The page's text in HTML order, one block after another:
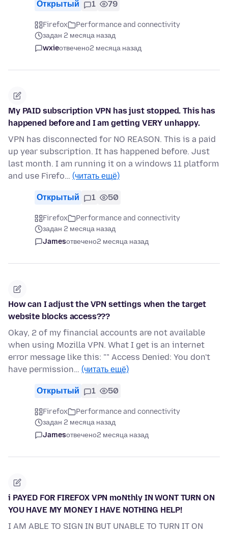
Открытый 1 79
Firefox
Performance and connectivity
задан 2 месяца назад
wxieотвечено2 месяца назад
My PAID subscription VPN has just stopped. This has
happened before and I am getting VERY unhappy.
VPN has disconnected for NO REASON. This is a paid
up year subscription. It has happened before. Just
last month. I am running it on a windows 11 platform
and use Firefo… (читать ещё)
Открытый 1 50
Firefox
Performance and connectivity
задан 2 месяца назад
Jamesотвечено2 месяца назад
How can I adjust the VPN settings when the target
website blocks access???
Okay, 2 of my financial accounts are not available
when using Mozilla VPN. What I get is an internet
error message like this: "" Access Denied: You don't
have permission… (читать ещё)
Открытый 1 50
Firefox
Performance and connectivity
задан 2 месяца назад
Jamesотвечено2 месяца назад
i PAYED FOR FIREFOX VPN moNthly IN WONT TURN ON
YOU HAVE MY MONEY I HAVE NOTHING HELP!
I AM ABLE TO SIGN IN BUT UNABLE TO TURN IT ON